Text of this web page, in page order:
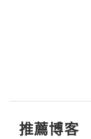
推薦博客